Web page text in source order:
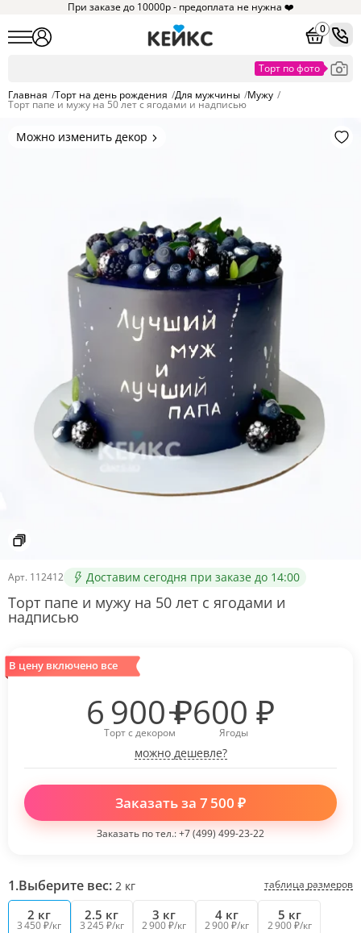
При заказе до 10000р - предоплата не нужна ❤️
0
Главная /Торт на день рождения /Для мужчины /Мужу /
Торт папе и мужу на 50 лет с ягодами и надписью
Можно изменить декор
Арт. 112412 Доставим сегодня при заказе до 14:00
Торт папе и мужу на 50 лет с ягодами и
надписью
1.Выберите вес: 2 кг таблица размеров
2 кг
3 450 ₽/кг
2.5 кг
3 245 ₽/кг
3 кг
2 900 ₽/кг
4 кг
2 900 ₽/кг
5 кг
2 900 ₽/кг
В цену включено все
Торт с декором
6 900 ₽ Ягоды
600 ₽
можно дешевле?
Заказать за 7 500 ₽
Заказать по тел.:+7 (499) 499-23-22